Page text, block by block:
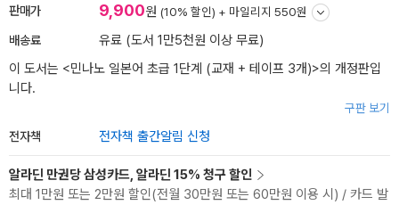
판매가 9,900원 (10% 할인) + 마일리지 550원
배송료
유료 (도서 1만5천원 이상 무료)
이 도서는 <민나노 일본어 초급 1단계 (교재 + 테이프 3개)>의 개정판입
니다.
구판 보기
전자책 전자책 출간알림 신청
알라딘 만권당 삼성카드, 알라딘 15% 청구 할인
최대 1만원 또는 2만원 할인(전월 30만원 또는 60만원 이용 시) / 카드 발